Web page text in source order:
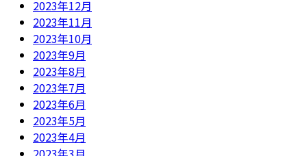
2023年12月
2023年11月
2023年10月
2023年9月
2023年8月
2023年7月
2023年6月
2023年5月
2023年4月